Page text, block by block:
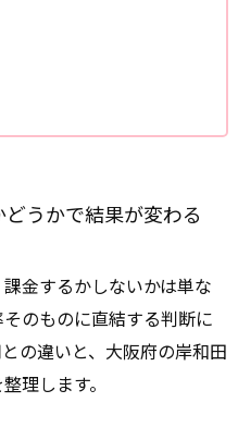
うかで結果が変わる
金するかしないかは単な
のものに直結する判断に
の違いと、大阪府の岸和田
理します。